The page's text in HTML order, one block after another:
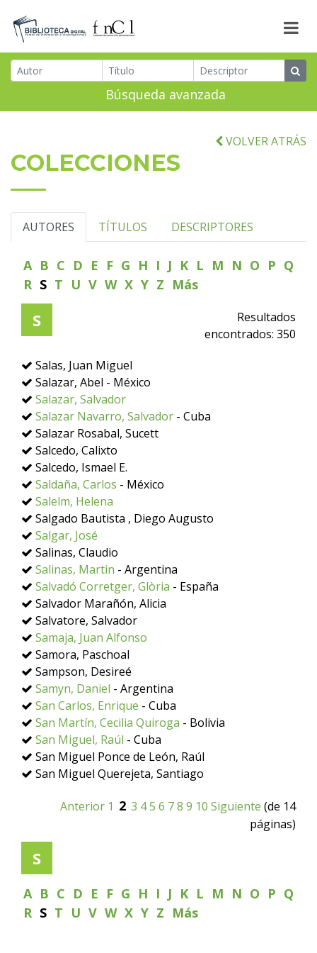
Búsqueda avanzada
VOLVER ATRÁS
COLECCIONES
AUTORES TÍTULOS DESCRIPTORES
A B C D E F G H I J K L M N O P Q
R S T U V W X Y Z Más
S
Resultados
encontrados: 350
Salas, Juan Miguel
Salazar, Abel - México
Salazar, Salvador
Salazar Navarro, Salvador - Cuba
Salazar Rosabal, Sucett
Salcedo, Calixto
Salcedo, Ismael E.
Saldaña, Carlos - México
Salelm, Helena
Salgado Bautista , Diego Augusto
Salgar, José
Salinas, Claudio
Salinas, Martin - Argentina
Salvadó Corretger, Glòria - España
Salvador Marañón, Alicia
Salvatore, Salvador
Samaja, Juan Alfonso
Samora, Paschoal
Sampson, Desireé
Samyn, Daniel - Argentina
San Carlos, Enrique - Cuba
San Martín, Cecilia Quiroga - Bolivia
San Miguel, Raúl - Cuba
San Miguel Ponce de León, Raúl
San Miguel Querejeta, Santiago
Anterior 1 2 3 45 6 78 9 10 Siguiente (de 14
páginas)
S
A B C D E F G H I J K L M N O P Q
R S T U V W X Y Z Más